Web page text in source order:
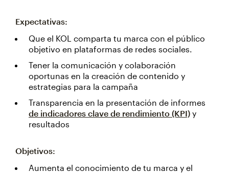
Expectativas:
Que el KOL comparta tu marca con el público
objetivo en plataformas de redes sociales.
Tener la comunicación y colaboración
oportunas en la creación de contenido y
estrategias para la campaña
Transparencia en la presentación de informes
de indicadores clave de rendimiento (KPI) y
resultados
Objetivos:
Aumenta el conocimiento de tu marca y el